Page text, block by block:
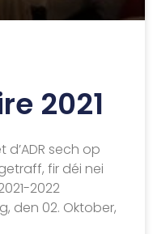
2021
sech op
fir déi nei
2022
den 02. Oktober,